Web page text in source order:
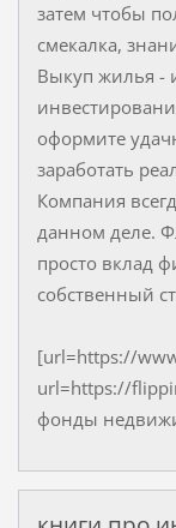
затем чтобы
смекалка,
Выкуп жилья -
оформите
заработать
Компания
данном деле.
просто вклад
собственный
[url=https://
url=https://
фонды